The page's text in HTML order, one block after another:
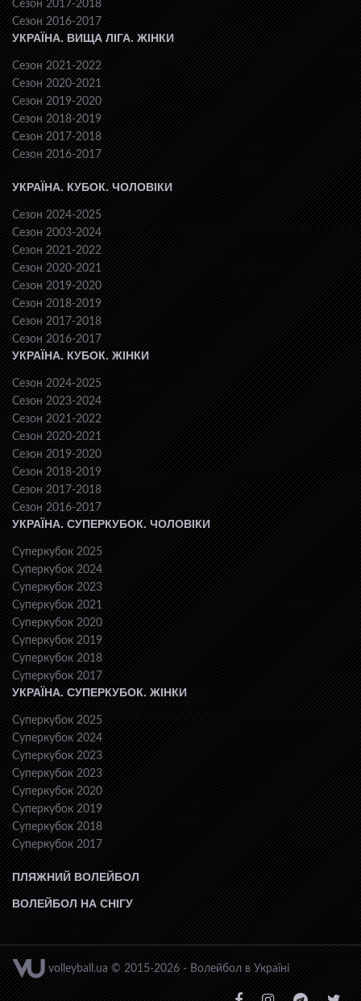
Сезон 2017-2018
Сезон 2016-2017
УКРАЇНА. ВИЩА ЛІГА. ЖІНКИ
Сезон 2021-2022
Сезон 2020-2021
Сезон 2019-2020
Сезон 2018-2019
Сезон 2017-2018
Сезон 2016-2017
УКРАЇНА. КУБОК. ЧОЛОВІКИ
Сезон 2024-2025
Сезон 2003-2024
Сезон 2021-2022
Сезон 2020-2021
Сезон 2019-2020
Сезон 2018-2019
Сезон 2017-2018
Сезон 2016-2017
УКРАЇНА. КУБОК. ЖІНКИ
Сезон 2024-2025
Сезон 2023-2024
Сезон 2021-2022
Сезон 2020-2021
Сезон 2019-2020
Сезон 2018-2019
Сезон 2017-2018
Сезон 2016-2017
УКРАЇНА. СУПЕРКУБОК. ЧОЛОВІКИ
Суперкубок 2025
Суперкубок 2024
Суперкубок 2023
Суперкубок 2021
Суперкубок 2020
Суперкубок 2019
Суперкубок 2018
Суперкубок 2017
УКРАЇНА. СУПЕРКУБОК. ЖІНКИ
Суперкубок 2025
Суперкубок 2024
Суперкубок 2023
Суперкубок 2023
Суперкубок 2020
Суперкубок 2019
Суперкубок 2018
Суперкубок 2017
ПЛЯЖНИЙ ВОЛЕЙБОЛ
ВОЛЕЙБОЛ НА СНІГУ
volleyball.ua © 2015-2026 - Волейбол в Україні